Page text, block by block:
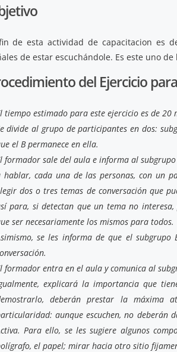
de esta actividad de capacitacion es
de estar escuchándole. Es este uno
del Ejercicio
tiempo estimado para este ejercicio es de 20
divide al grupo de participantes en dos:
el B permanece en ella.
formador sale del aula e informa al
hablar, cada una de las personas, con un
dos o tres temas de conversación que
para, si detectan que un tema no
ser necesariamente los mismos para todos.
se les informa de que el
formador entra en el aula y comunica al
explicará la importancia que
deberán prestar la
aunque escuchen, no deberán
Para ello, se les sugiere algunos
el papel; mirar hacia otro sitio